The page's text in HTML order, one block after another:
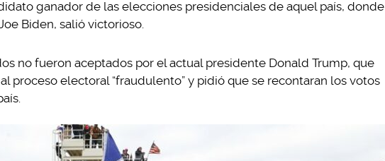
ganador de las elecciones presidenciales de aquel país, donde
Biden, salió victorioso.
no fueron aceptados por el actual presidente Donald Trump, que
proceso electoral “fraudulento” y pidió que se recontaran los votos